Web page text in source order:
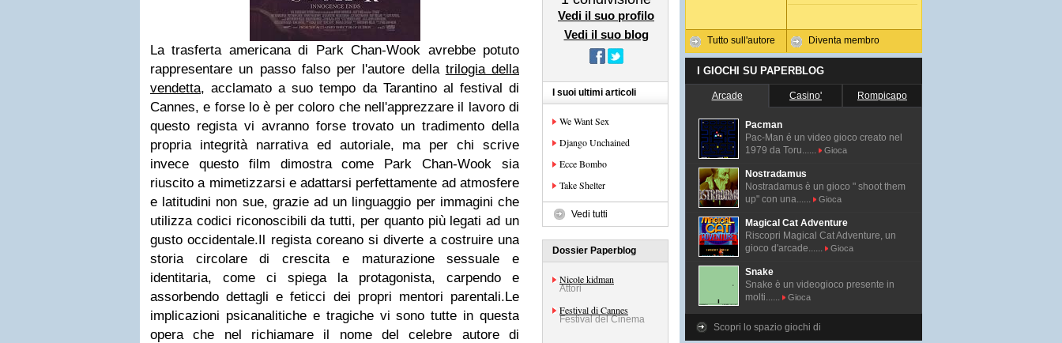
La trasferta americana di Park Chan-Wook avrebbe potuto
rappresentare un passo falso per l'autore della trilogia della
vendetta, acclamato a suo tempo da Tarantino al festival di
Cannes, e forse lo è per coloro che nell'apprezzare il lavoro di
questo regista vi avranno forse trovato un tradimento della
propria integrità narrativa ed autoriale, ma per chi scrive
invece questo film dimostra come Park Chan-Wook sia
riuscito a mimetizzarsi e adattarsi perfettamente ad atmosfere
e latitudini non sue, grazie ad un linguaggio per immagini che
utilizza codici riconoscibili da tutti, per quanto più legati ad un
gusto occidentale.Il regista coreano si diverte a costruire una
storia circolare di crescita e maturazione sessuale e
identitaria, come ci spiega la protagonista, carpendo e
assorbendo dettagli e feticci dei propri mentori parentali.Le
implicazioni psicanalitiche e tragiche vi sono tutte in questa
opera che nel richiamare il nome del celebre autore di
Vedi il suo profilo
Vedi il suo blog
I suoi ultimi articoli
We Want Sex
Django Unchained
Ecce Bombo
Take Shelter
Vedi tutti
Dossier Paperblog
Nicole kidman
Attori
Festival di Cannes
Festival del Cinema
Tutto sull'autore Diventa membro
I GIOCHI SU PAPERBLOG
Arcade Casino' Rompicapo
Pacman
Pac-Man é un video gioco creato nel
1979 da Toru......
Gioca
Nostradamus
Nostradamus è un gioco " shoot them
up" con una......
Gioca
Magical Cat Adventure
Riscopri Magical Cat Adventure, un
gioco d'arcade......
Gioca
Snake
Snake è un videogioco presente in
molti......
Gioca
Scopri lo spazio giochi di